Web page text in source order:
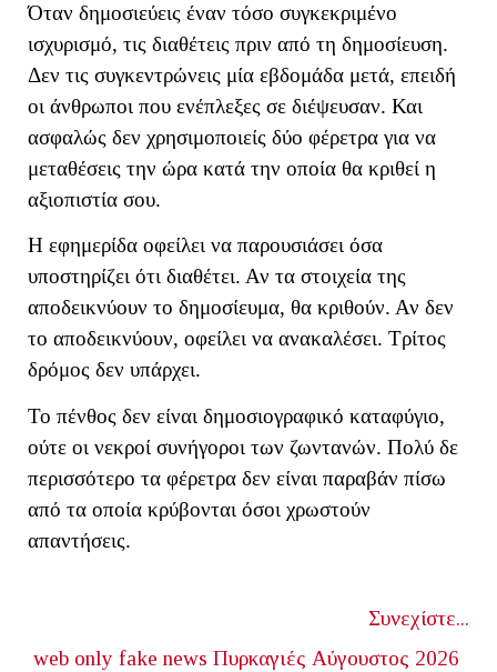
Όταν δημοσιεύεις έναν τόσο συγκεκριμένο
ισχυρισμό, τις διαθέτεις πριν από τη δημοσίευση.
Δεν τις συγκεντρώνεις μία εβδομάδα μετά, επειδή
οι άνθρωποι που ενέπλεξες σε διέψευσαν. Και
ασφαλώς δεν χρησιμοποιείς δύο φέρετρα για να
μεταθέσεις την ώρα κατά την οποία θα κριθεί η
αξιοπιστία σου.
Η εφημερίδα οφείλει να παρουσιάσει όσα
υποστηρίζει ότι διαθέτει. Αν τα στοιχεία της
αποδεικνύουν το δημοσίευμα, θα κριθούν. Αν δεν
το αποδεικνύουν, οφείλει να ανακαλέσει. Τρίτος
δρόμος δεν υπάρχει.
Το πένθος δεν είναι δημοσιογραφικό καταφύγιο,
ούτε οι νεκροί συνήγοροι των ζωντανών. Πολύ δε
περισσότερο τα φέρετρα δεν είναι παραβάν πίσω
από τα οποία κρύβονται όσοι χρωστούν
απαντήσεις.
Συνεχίστε...
web only fake news Πυρκαγιές Αύγουστος 2026